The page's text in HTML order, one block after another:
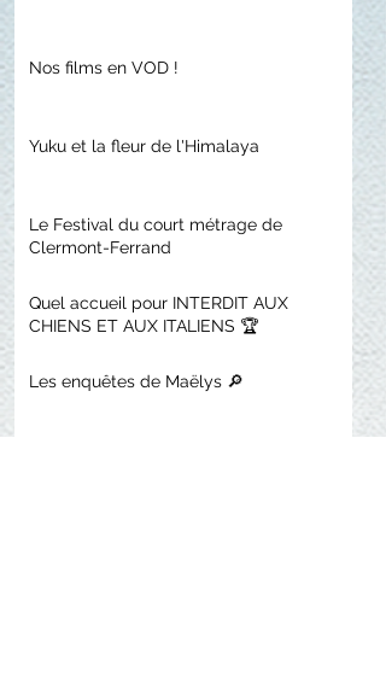
Nos films en VOD !
Yuku et la fleur de l'Himalaya
Le Festival du court métrage de
Clermont-Ferrand
Quel accueil pour INTERDIT AUX
CHIENS ET AUX ITALIENS 🏆
Les enquêtes de Maëlys 🔎